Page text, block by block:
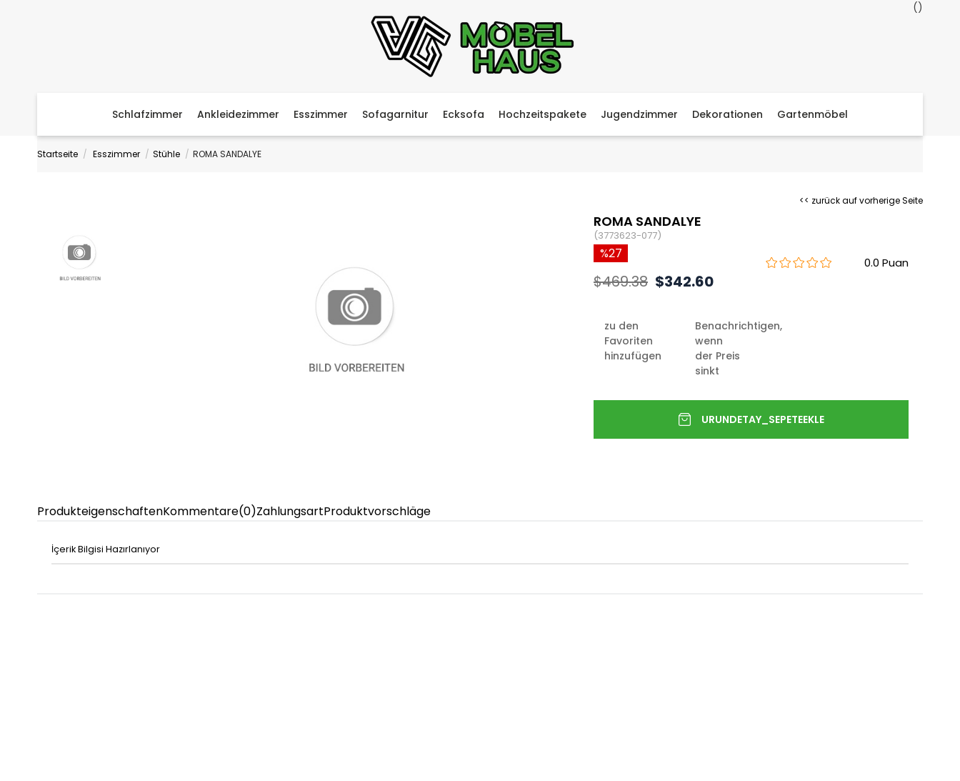
Schlafzimmer Ankleidezimmer Esszimmer Sofagarnitur Ecksofa Hochzeitspakete Jugendzimmer Dekorationen Gartenmöbel
Startseite Esszimmer Stühle ROMA SANDALYE
<< zurück auf vorherige Seite
ROMA SANDALYE
(3773623-077)
0.0
27
$469.38 $342.60
zu den
Favoriten
hinzufügen
Benachrichtigen,
wenn
der Preis
sinkt
ProdukteigenschaftenKommentare(0)ZahlungsartProduktvorschläge
İçerik Bilgisi Hazırlanıyor